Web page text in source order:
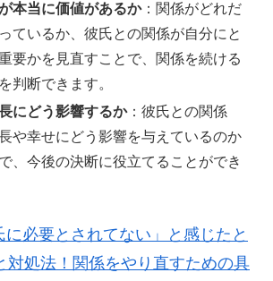
本当に価値があるか：関係がどれだ
ているか、彼氏との関係が自分にと
要かを見直すことで、関係を続ける
判断できます。
にどう影響するか：彼氏との関係
や幸せにどう影響を与えているのか
、今後の決断に役立てることができ
に必要とされてない」と感じたと
対処法！関係をやり直すための具